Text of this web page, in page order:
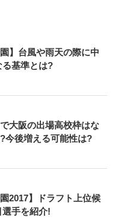
園】台風や雨天の際に中
る基準とは?
大阪の出場高校枠はな
今後増える可能性は?
園2017】ドラフト上位候
手を紹介!